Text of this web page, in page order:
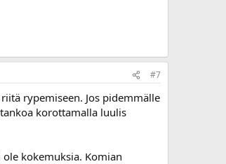
#7
rypemiseen. Jos pidemmälle
korottamalla luulis
kokemuksia. Komian